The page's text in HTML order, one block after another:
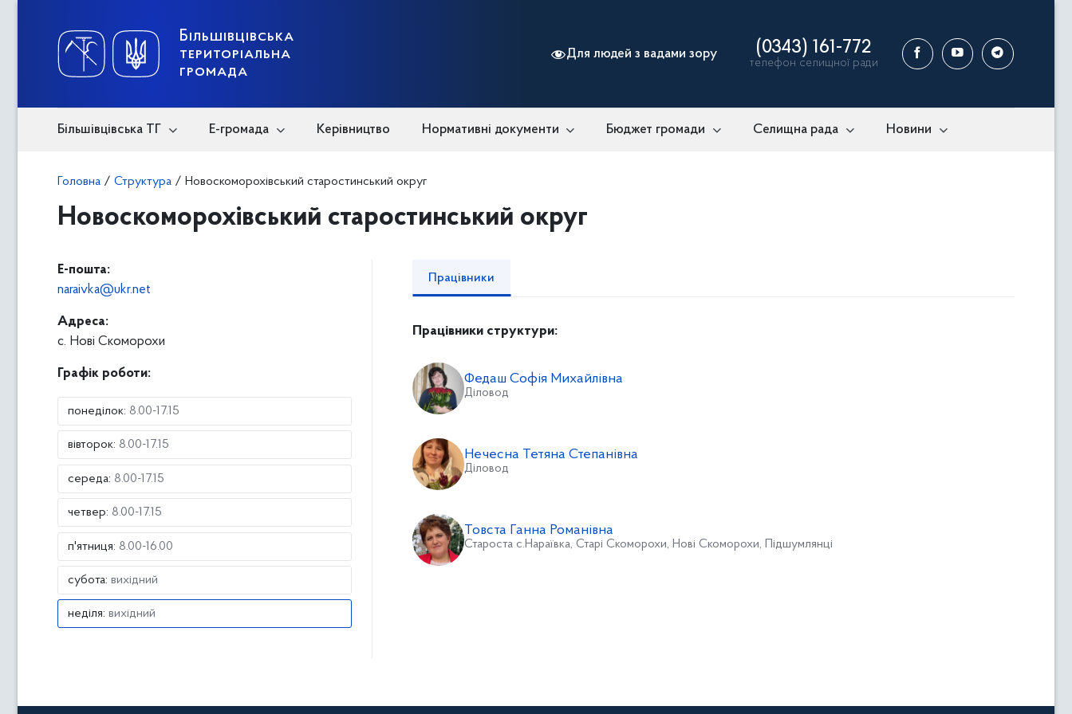
Більшівцівська
територіальна
громада
Для людей з вадами зору (0343) 161-772
телефон селищної ради
Більшівцівська ТГ Е-громада Керівництво Нормативні документи Бюджет громади Селищна рада Новини
Головна / Структура / Новоскоморохівський старостинський округ
Новоскоморохівський старостинський округ
E-пошта:
naraivka@ukr.net
Адреса:
с. Нові Скоморохи
Графік роботи:
понеділок: 8.00-17.15
вівторок: 8.00-17.15
середа: 8.00-17.15
четвер: 8.00-17.15
п'ятниця: 8.00-16.00
субота: вихідний
неділя: вихідний
Працівники
Працівники структури:
Федаш Софія Михайлівна
Діловод
Нечесна Тетяна Степанівна
Діловод
Товста Ганна Романівна
Староста с.Нараївка, Старі Скоморохи, Нові Скоморохи, Підшумлянці